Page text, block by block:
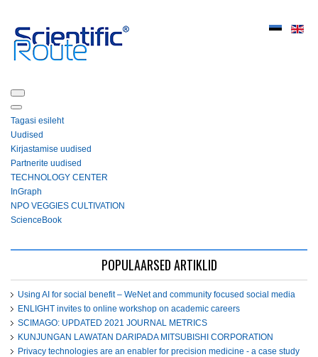
Tagasi esileht
Uudised
Kirjastamise uudised
Partnerite uudised
ТЕСHNOLOGY СЕNTЕR
InGraph
NPO VEGGIES CULTIVATION
ScienceBook
POPULAARSED ARTIKLID
Using AI for social benefit – WeNet and community focused social media
ENLIGHT invites to online workshop on academic careers
SCIMAGO: UPDATED 2021 JOURNAL METRICS
KUNJUNGAN LAWATAN DARIPADA MITSUBISHI CORPORATION
Privacy technologies are an enabler for precision medicine - a case study